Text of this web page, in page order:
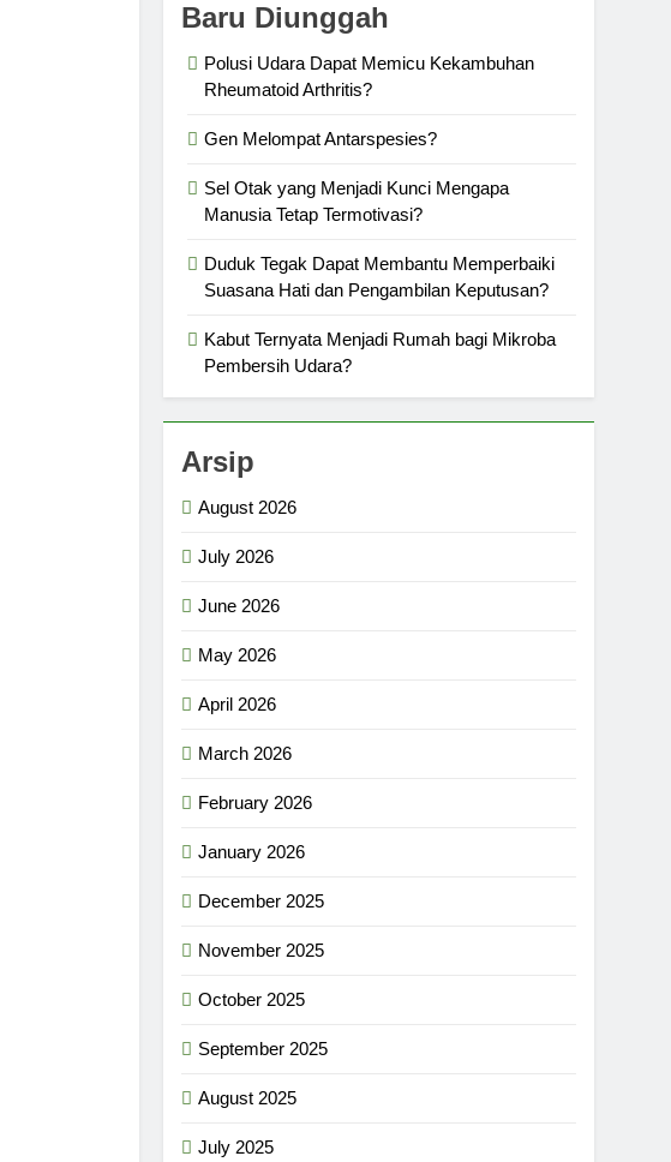
Baru Diunggah
Polusi Udara Dapat Memicu Kekambuhan
Rheumatoid Arthritis?
Gen Melompat Antarspesies?
Sel Otak yang Menjadi Kunci Mengapa
Manusia Tetap Termotivasi?
Duduk Tegak Dapat Membantu Memperbaiki
Suasana Hati dan Pengambilan Keputusan?
Kabut Ternyata Menjadi Rumah bagi Mikroba
Pembersih Udara?
Arsip
August 2026
July 2026
June 2026
May 2026
April 2026
March 2026
February 2026
January 2026
December 2025
November 2025
October 2025
September 2025
August 2025
July 2025